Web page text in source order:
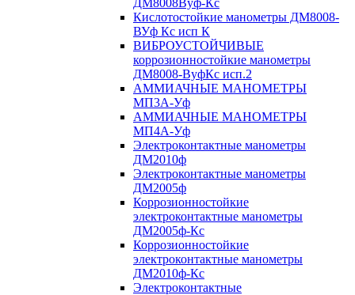
ДМ8008Вуф-Кс
Кислотостойкие манометры ДМ8008-
ВУф Кс исп К
ВИБРОУСТОЙЧИВЫЕ
коррозионностойкие манометры
ДМ8008-ВуфКс исп.2
АММИАЧНЫЕ МАНОМЕТРЫ
МП3А-Уф
АММИАЧНЫЕ МАНОМЕТРЫ
МП4А-Уф
Электроконтактные манометры
ДМ2010ф
Электроконтактные манометры
ДМ2005ф
Коррозионностойкие
электроконтактные манометры
ДМ2005ф-Кс
Коррозионностойкие
электроконтактные манометры
ДМ2010ф-Кс
Электроконтактные